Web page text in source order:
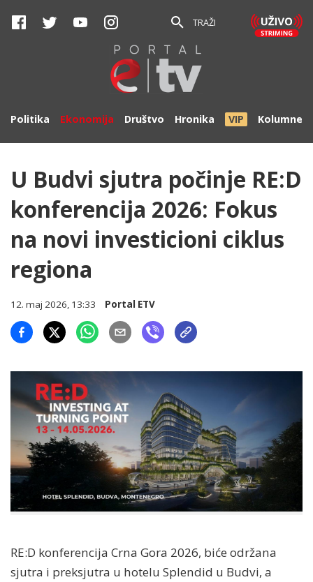
TRAŽI
Politika Ekonomija Društvo Hronika VIP Kolumne
U Budvi sjutra počinje RE:D
konferencija 2026: Fokus
na novi investicioni ciklus
regiona
12. maj 2026, 13:33 Portal ETV
RE:D konferencija Crna Gora 2026, biće održana
sjutra i preksjutra u hotelu Splendid u Budvi, a